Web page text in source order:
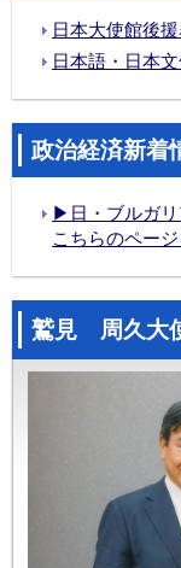
日本大使館後
日本語・日本
政治経済新着
▶日・ブルガリ
こちらのページ
鷲見 周久大